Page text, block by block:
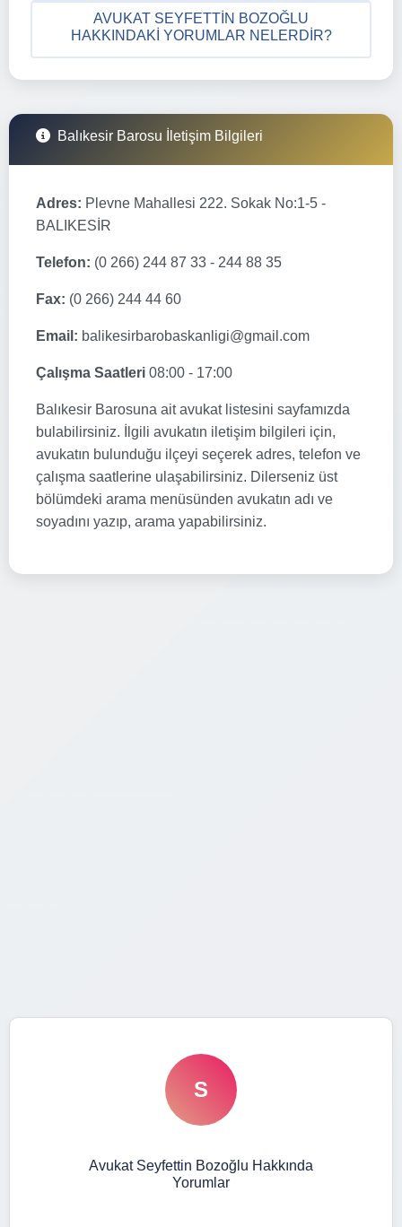
AVUKAT SEYFETTIN BOZOĞLU
HAKKINDAKI YORUMLAR NELERDIR?
Balıkesir Barosu İletişim Bilgileri
Adres: Plevne Mahallesi 222. Sokak No:1-5 -
BALIKESİR
Telefon: (0 266) 244 87 33 - 244 88 35
Fax: (0 266) 244 44 60
Email: balikesirbarobaskanligi@gmail.com
Çalışma Saatleri 08:00 - 17:00
Balıkesir Barosuna ait avukat listesini sayfamızda
bulabilirsiniz. İlgili avukatın iletişim bilgileri için,
avukatın bulunduğu ilçeyi seçerek adres, telefon ve
çalışma saatlerine ulaşabilirsiniz. Dilerseniz üst
bölümdeki arama menüsünden avukatın adı ve
soyadını yazıp, arama yapabilirsiniz.
S
Avukat Seyfettin Bozoğlu Hakkında
Yorumlar